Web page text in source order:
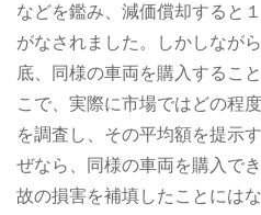
などを鑑み、減価償却すると
がなされました。しかしなが
底、同様の車両を購入するこ
こで、実際に市場ではどの程
を調査し、その平均額を提示
ぜなら、同様の車両を購入で
故の損害を補填したことには